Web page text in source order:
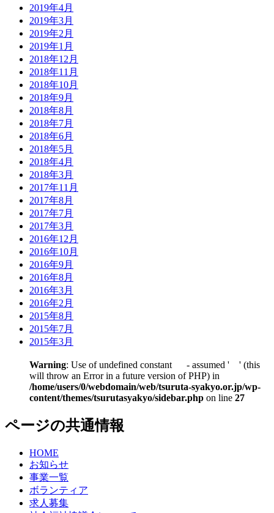
2019年4月
2019年3月
2019年2月
2019年1月
2018年12月
2018年11月
2018年10月
2018年9月
2018年8月
2018年7月
2018年6月
2018年5月
2018年4月
2018年3月
2017年11月
2017年8月
2017年7月
2017年3月
2016年12月
2016年10月
2016年9月
2016年8月
2016年3月
2016年2月
2015年8月
2015年7月
2015年3月
Warning: Use of undefined constant - assumed ' ' (this
will throw an Error in a future version of PHP) in
/home/users/0/webdomain/web/tsuruta-syakyo.or.jp/wp-
content/themes/tsurutasyakyo/sidebar.php on line 27
ページの共通情報
HOME
お知らせ
事業一覧
ボランティア
求人募集